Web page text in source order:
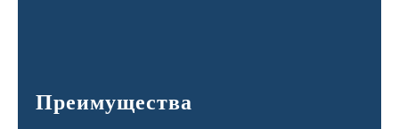
Преимущества